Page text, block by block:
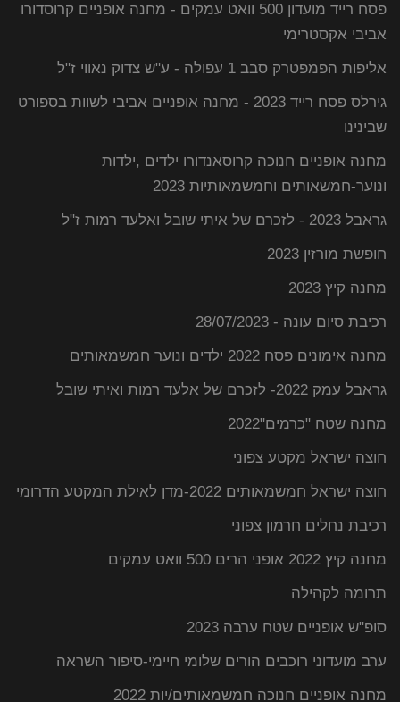
פסח רייד מועדון 500 וואט עמקים - מחנה אופניים קרוסדורו
אביבי אקסטרימי
אליפות הפמפטרק סבב 1 עפולה - ע"ש צדוק נאווי ז"ל
גירלס פסח רייד 2023 - מחנה אופניים אביבי לשוות בספורט
שבינינו
מחנה אופניים חנוכה קרוסאנדורו ילדים ,ילדות
ונוער-חמשאותים וחמשמאותיות 2023
גראבל 2023 - לזכרם של איתי שובל ואלעד רמות ז"ל
חופשת מורזין 2023
מחנה קיץ 2023
רכיבת סיום עונה - 28/07/2023
מחנה אימונים פסח 2022 ילדים ונוער חמשמאותים
גראבל עמק 2022- לזכרם של אלעד רמות ואיתי שובל
מחנה שטח "כרמים"2022
חוצה ישראל מקטע צפוני
חוצה ישראל חמשמאותים 2022-מדן לאילת המקטע הדרומי
רכיבת נחלים חרמון צפוני
מחנה קיץ 2022 אופני הרים 500 וואט עמקים
תרומה לקהילה
סופ"ש אופניים שטח ערבה 2023
ערב מועדוני רוכבים הורים שלומי חיימי-סיפור השראה
מחנה אופניים חנוכה חמשמאותים/יות 2022